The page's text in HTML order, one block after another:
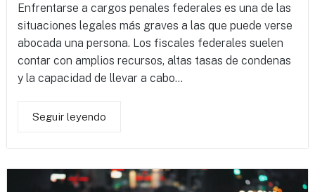
Enfrentarse a cargos penales federales es una de las
situaciones legales más graves a las que puede verse
abocada una persona. Los fiscales federales suelen
contar con amplios recursos, altas tasas de condenas
y la capacidad de llevar a cabo...
Seguir leyendo